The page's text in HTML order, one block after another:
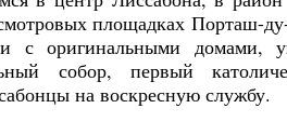
площадках Порташ-
с оригинальными домами,
собор, первый
на воскресную службу.